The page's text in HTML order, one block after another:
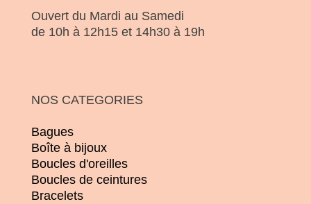
Ouvert du Mardi au Samedi
de 10h à 12h15 et 14h30 à 19h
NOS CATEGORIES
Bagues
Boîte à bijoux
Boucles d'oreilles
Boucles de ceintures
Bracelets